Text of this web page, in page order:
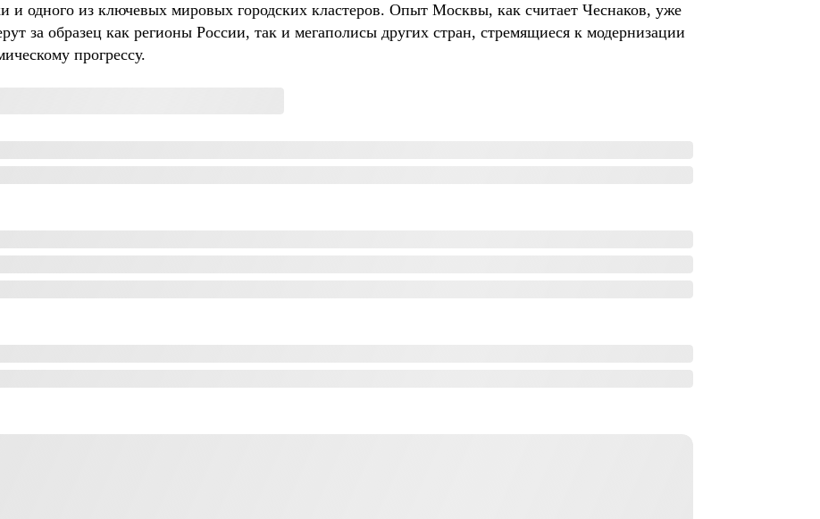
и одного из ключевых мировых городских кластеров. Опыт Москвы, как считает Чеснаков, уже
за образец как регионы России, так и мегаполисы других стран, стремящиеся к модернизации
прогрессу.